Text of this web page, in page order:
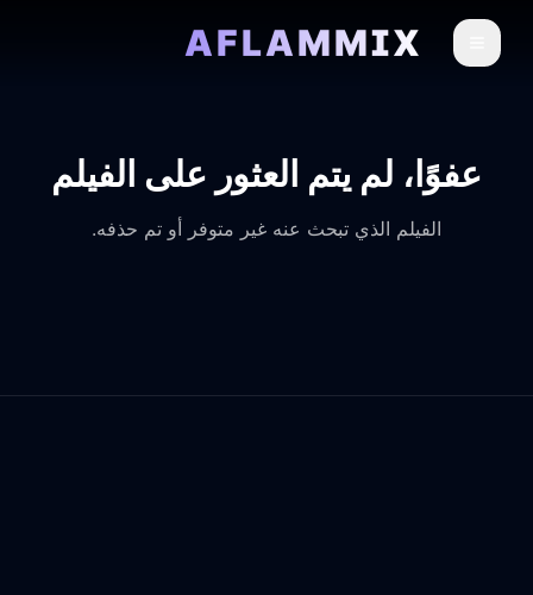
AFLAMMIX
عفوًا، لم يتم العثور على الفيلم
الفيلم الذي تبحث عنه غير متوفر أو تم حذفه.